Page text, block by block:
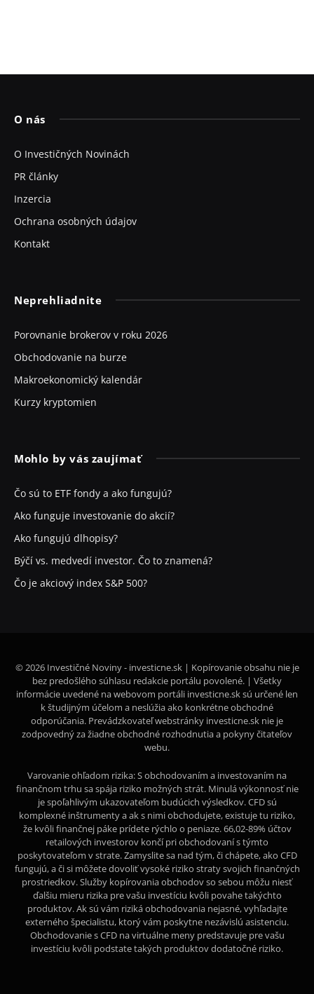
O nás
O Investičných Novinách
PR články
Inzercia
Ochrana osobných údajov
Kontakt
Neprehliadnite
Porovnanie brokerov v roku 2026
Obchodovanie na burze
Makroekonomický kalendár
Kurzy kryptomien
Mohlo by vás zaujímať
Čo sú to ETF fondy a ako fungujú?
Ako funguje investovanie do akcií?
Ako fungujú dlhopisy?
Býčí vs. medvedí investor. Čo to znamená?
Čo je akciový index S&P 500?
© 2026 Investičné Noviny - investicne.sk | Kopírovanie obsahu nie je
bez predošlého súhlasu redakcie portálu povolené. | Všetky
informácie uvedené na webovom portáli investicne.sk sú určené len
k študijným účelom a neslúžia ako konkrétne obchodné
odporúčania. Prevádzkovateľ webstránky investicne.sk nie je
zodpovedný za žiadne obchodné rozhodnutia a pokyny čitateľov
webu.
Varovanie ohľadom rizika: S obchodovaním a investovaním na
finančnom trhu sa spája riziko možných strát. Minulá výkonnosť nie
je spoľahlivým ukazovateľom budúcich výsledkov. CFD sú
komplexné inštrumenty a ak s nimi obchodujete, existuje tu riziko,
že kvôli finančnej páke prídete rýchlo o peniaze. 66,02-89% účtov
retailových investorov končí pri obchodovaní s týmto
poskytovateľom v strate. Zamyslite sa nad tým, či chápete, ako CFD
fungujú, a či si môžete dovoliť vysoké riziko straty svojich finančných
prostriedkov. Služby kopírovania obchodov so sebou môžu niesť
ďalšiu mieru rizika pre vašu investíciu kvôli povahe takýchto
produktov. Ak sú vám riziká obchodovania nejasné, vyhľadajte
externého špecialistu, ktorý vám poskytne nezávislú asistenciu.
Obchodovanie s CFD na virtuálne meny predstavuje pre vašu
investíciu kvôli podstate takých produktov dodatočné riziko.